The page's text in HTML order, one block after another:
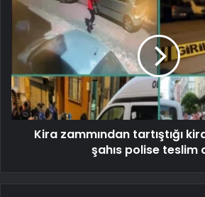
Kira zammından tartıştığı
şahıs polise teslim